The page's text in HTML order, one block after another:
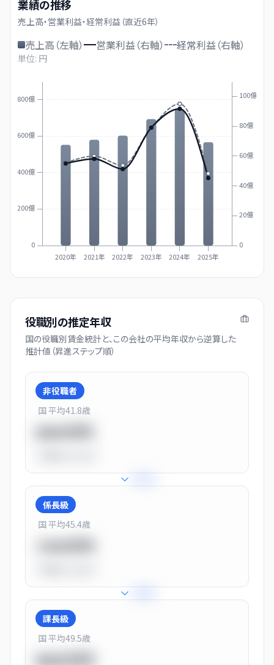
業績の推移
売上高・営業利益・経常利益（直近6年）
売上高（左軸） 営業利益（右軸） 経常利益（右軸）
単位: 円
0
200億
400億
600億
800億
0
20億
40億
60億
80億
100億
2020年 2021年 2022年 2023年 2024年 2025年
役職別の推定年収
国の役職別賃金統計と、この会社の平均年収から逆算した
推計値（昇進ステップ順）
非役職者
国 平均41.8歳
係長級
国 平均45.4歳
課長級
国 平均49.5歳